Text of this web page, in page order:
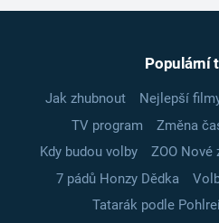
Populární
Jak zhubnout Nejlepší
TV program
Změna
Kdy budou volby
ZOO Nové
7 pádů Honzy Dědka
Tatarák podle